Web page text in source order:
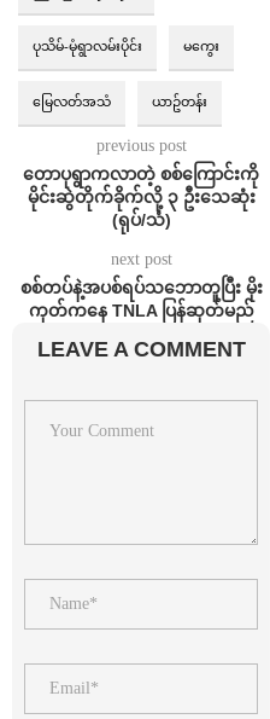
ပုသိမ်-မုံရွာလမ်းပိုင်း မကွေး
မြေလတ်အသံ ယာဥ်တန်း
previous post
တောပုရွာကလာတဲ့ စစ်ကြောင်းကို
မိုင်းဆွဲတိုက်ခိုက်လို့ ၃ ဦးသေဆုံး
(ရုပ်/သံ)
next post
စစ်တပ်နဲ့အပစ်ရပ်သဘောတူပြီး မိုး
ကုတ်ကနေ TNLA ပြန်ဆုတ်မည်
LEAVE A COMMENT